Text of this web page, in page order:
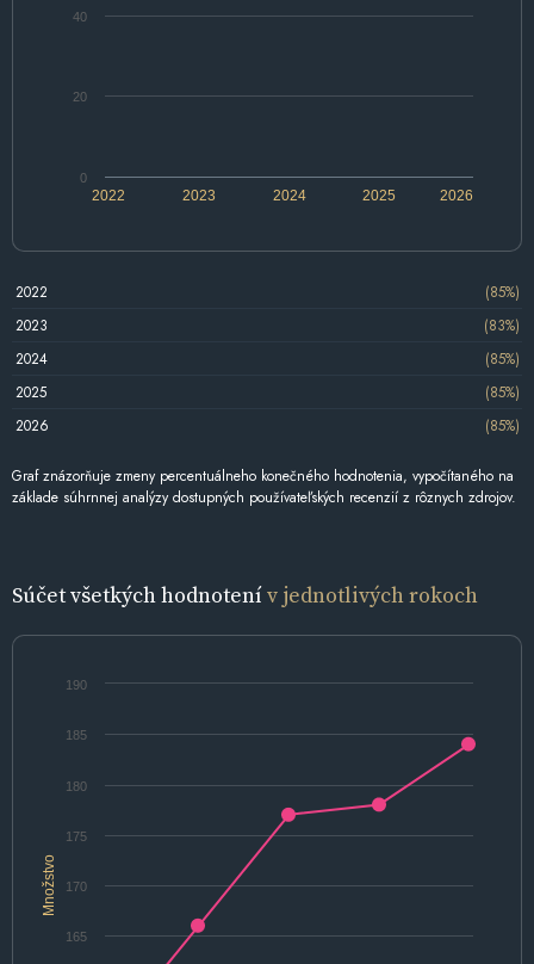
2022 2024 2026
2023 2025
0
20
40
2022
(85%)
2023
(83%)
2024
(85%)
2025
(85%)
2026
(85%)
Graf znázorňuje zmeny percentuálneho konečného hodnotenia, vypočítaného na
základe súhrnnej analýzy dostupných používateľských recenzií z rôznych zdrojov.
Súčet všetkých hodnotenív jednotlivých rokoch
Množstvo
165
170
175
180
185
190